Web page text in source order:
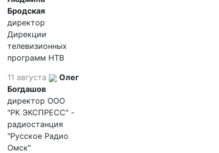
Бродская
директор
Дирекции
телевизионных
программ НТВ
11 августа
Олег
Богдашов
директор ООО
"РК ЭКСПРЕСС" -
радиостанция
"Русское Радио
Омск"